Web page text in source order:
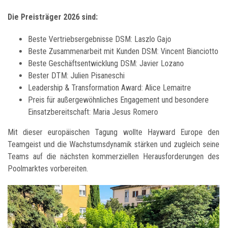
Die Preisträger 2026 sind:
Beste Vertriebsergebnisse DSM: Laszlo Gajo
Beste Zusammenarbeit mit Kunden DSM: Vincent Bianciotto
Beste Geschäftsentwicklung DSM: Javier Lozano
Bester DTM: Julien Pisaneschi
Leadership & Transformation Award: Alice Lemaitre
Preis für außergewöhnliches Engagement und besondere
Einsatzbereitschaft: Maria Jesus Romero
Mit dieser europäischen Tagung wollte Hayward Europe den
Teamgeist und die Wachstumsdynamik stärken und zugleich seine
Teams auf die nächsten kommerziellen Herausforderungen des
Poolmarktes vorbereiten.